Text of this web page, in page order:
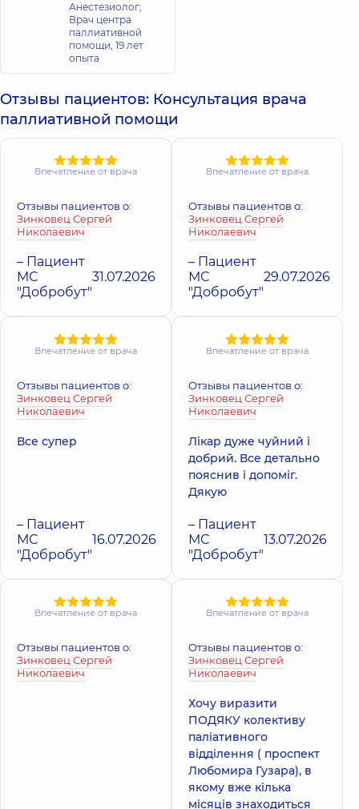
Анестезиолог;
Врач центра
паллиативной
помощи, 19 лет
опыта
Отзывы пациентов: Консультация врача
паллиативной помощи
Впечатление от врача
Отзывы пациентов о:
Зинковец Сергей
Николаевич
– Пациент
МС
"Добробут"
31.07.2026
Впечатление от врача
Отзывы пациентов о:
Зинковец Сергей
Николаевич
– Пациент
МС
"Добробут"
29.07.2026
Впечатление от врача
Отзывы пациентов о:
Зинковец Сергей
Николаевич
Все супер
– Пациент
МС
"Добробут"
16.07.2026
Впечатление от врача
Отзывы пациентов о:
Зинковец Сергей
Николаевич
Лікар дуже чуйний і
добрий. Все детально
пояснив і допоміг.
Дякую
– Пациент
МС
"Добробут"
13.07.2026
Впечатление от врача
Отзывы пациентов о:
Зинковец Сергей
Николаевич
Впечатление от врача
Отзывы пациентов о:
Зинковец Сергей
Николаевич
Хочу виразити
ПОДЯКУ колективу
паліативного
відділення ( проспект
Любомира Гузара), в
якому вже кілька
місяців знаходиться